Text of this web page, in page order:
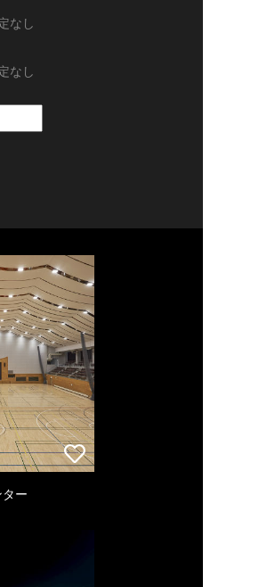
なし
なし
ー